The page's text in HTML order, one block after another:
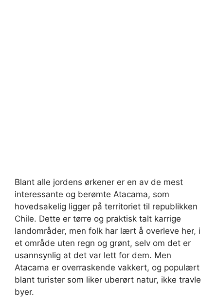
Blant alle jordens ørkener er en av de mest
interessante og berømte Atacama, som
hovedsakelig ligger på territoriet til republikken
Chile. Dette er tørre og praktisk talt karrige
landområder, men folk har lært å overleve her, i
et område uten regn og grønt, selv om det er
usannsynlig at det var lett for dem. Men
Atacama er overraskende vakkert, og populært
blant turister som liker uberørt natur, ikke travle
byer.